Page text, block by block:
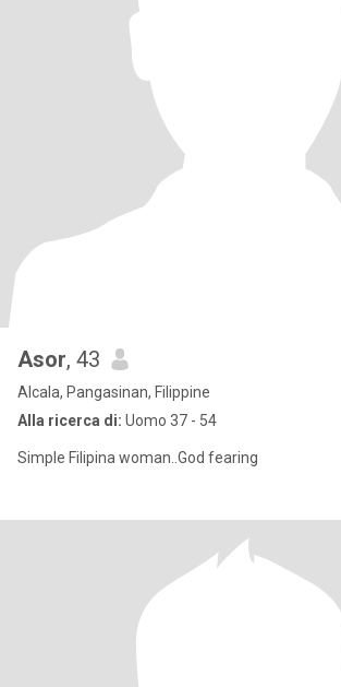
Asor, 43
Alcala, Pangasinan, Filippine
Alla ricerca di: Uomo 37 - 54
Simple Filipina woman..God fearing